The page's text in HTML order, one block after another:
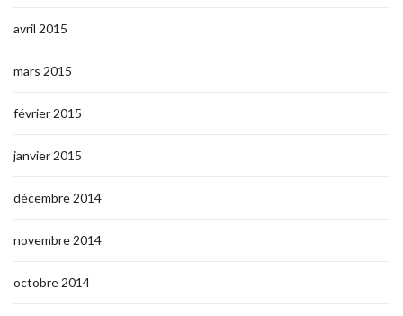
avril 2015
mars 2015
février 2015
janvier 2015
décembre 2014
novembre 2014
octobre 2014